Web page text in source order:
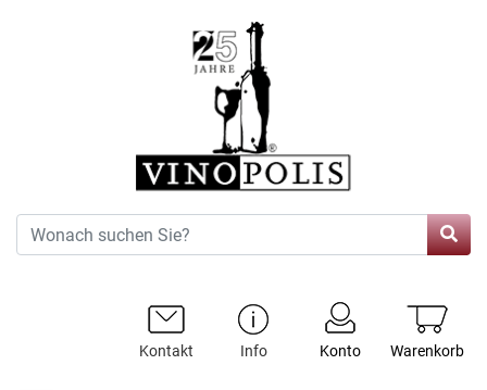
Warenkorb
Konto
Info
Kontakt